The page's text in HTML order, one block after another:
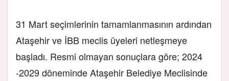
31 Mart seçimlerinin tamamlanmasının ardından
Ataşehir ve İBB meclis üyeleri netleşmeye
başladı. Resmi olmayan sonuçlara göre; 2024
-2029 döneminde Ataşehir Belediye Meclisinde